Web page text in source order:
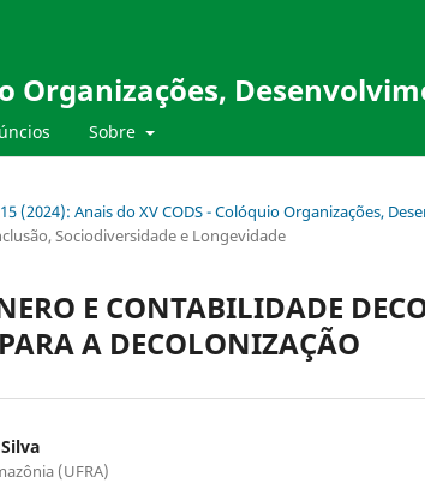
Organizações,
Sobre
(2024): Anais do XV CODS - Colóquio Organizações,
Sociodiversidade e Longevidade
E CONTABILIDADE
A DECOLONIZAÇÃO
(UFRA)